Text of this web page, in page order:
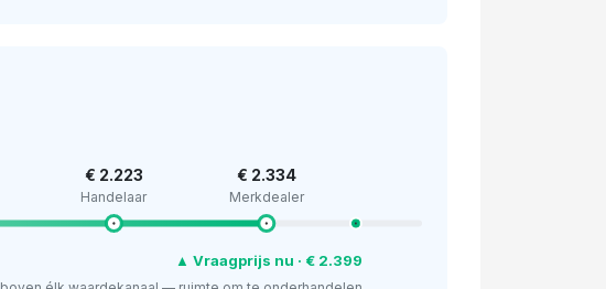
€ 2.223
Handelaar
€ 2.334
Merkdealer
▲ Vraagprijs nu · € 2.399